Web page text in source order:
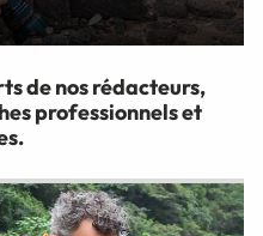
de nos rédacteurs,
professionnels et